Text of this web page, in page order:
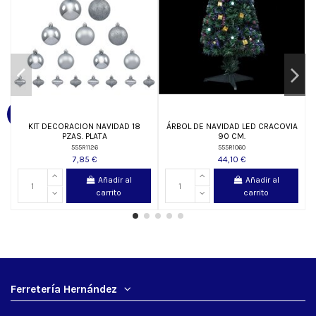
KIT DECORACION NAVIDAD 18
PZAS. PLATA
555R1126
7,85 €
Añadir al
carrito
ÁRBOL DE NAVIDAD LED CRACOVIA
90 CM.
555R1060
44,10 €
Añadir al
carrito
Ferretería Hernández